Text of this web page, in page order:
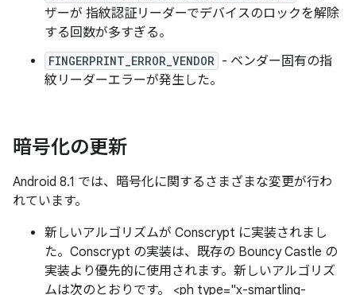
ザーが 指紋認証リーダーでデバイスのロックを解除
する回数が多すぎる。
FINGERPRINT_ERROR_VENDOR - ベンダー固有の指
紋リーダーエラーが発生した。
暗号化の更新
Android 8.1 では、暗号化に関するさまざまな変更が行わ
れています。
新しいアルゴリズムが Conscrypt に実装されまし
た。Conscrypt の実装は、既存の Bouncy Castle の
実装より優先的に使用されます。新しいアルゴリズ
ムは次のとおりです。 <ph type="x-smartling-